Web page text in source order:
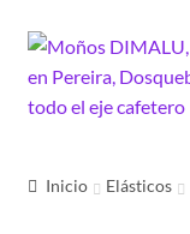
Ir
a
la
Ir
al
contenido
Inicio Elásticos